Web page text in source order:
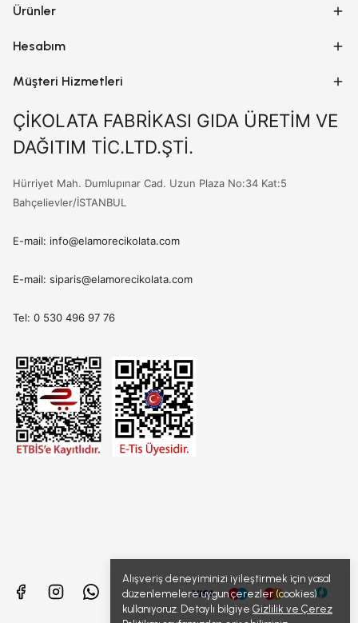
Alışveriş deneyiminizi iyileştirmek için yasal
düzenlemelere uygun çerezler (cookies)
kullanıyoruz. Detaylı bilgiye Gizlilik ve Çerez
Ürünler
Hesabım
Müşteri Hizmetleri
ÇİKOLATA FABRİKASI GIDA ÜRETİM VE
DAĞITIM TİC.LTD.ŞTİ.
Hürriyet Mah. Dumlupınar Cad. Uzun Plaza No:34 Kat:5
Bahçelievler/İSTANBUL
E-mail: info@elamorecikolata.com
E-mail: siparis@elamorecikolata.com
Tel: 0 530 496 97 76